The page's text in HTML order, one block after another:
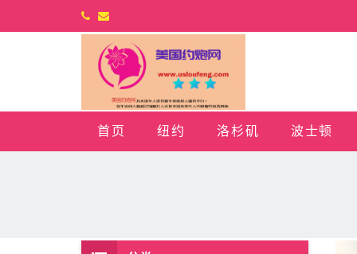
首页 纽约 洛杉矶 波士顿